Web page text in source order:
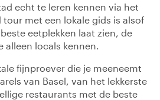
echt te leren kennen via het
met een lokale gids is alsof
eetplekken laat zien, de
alleen locals kennen.
fijnproever die je meeneemt
van Basel, van het lekkerste
restaurants met de beste